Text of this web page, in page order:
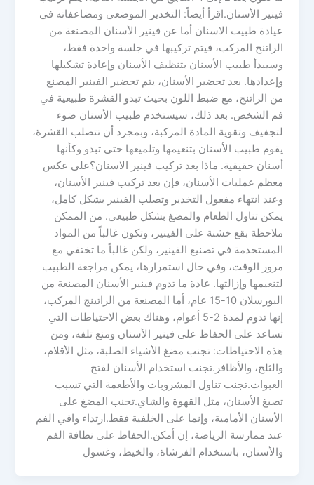
فينير الأسنان.اقرأ أيضاً: التخدير الموضعي ومضاعفاته في
عيادة طبيب الاسنان أما عن فينير الأسنان المصنعة من
الراتنج المركب، فيتم تركيبها في جلسة واحدة فقط،
وسيبدأ طبيب الأسنان بتنظيف الأسنان وإعادة تشكيلها
وإعدادها. بعد تحضير الأسنان، يتم تحضير الفينير المصنع
من الراتنج، مع ضبط اللون بحيث تبدو القشرة طبيعية في
فم الشخص. بعد ذلك، سيستخدم طبيب الأسنان ضوء
لتجفيف وتقوية المادة المركبة، وبمجرد أن تتصلب القشرة،
يقوم طبيب الأسنان بتنعيمها وتلميعها حتى تبدو وكأنها
أسنان حقيقية. ماذا بعد تركيب فينير الاسنان؟على عكس
معظم عمليات الأسنان، فإن بعد تركيب فينير الأسنان،
وعند انتهاء مفعول التخدير وتصلب الفينير بشكل كامل،
يمكن تناول الطعام والمضغ بشكل طبيعي. من الممكن
ملاحظة بقع خشنة على الفينير، وتكون غالباً من المواد
المستخدمة في تصنيع الفينير، ولكن غالباً ما تختفي مع
مرور الوقت، وفي حال استمرارها، يمكن مراجعة الطبيب
لتنعيمها وإزالتها. عادة ما تدوم فينير الأسنان المصنعة من
البورسلان 10-15 عام، أما المصنعة من الراتينج المركب،
إنها تدوم لمدة 2-5 أعوام، وهناك بعض الاحتياطات التي
تساعد على الحفاظ على فينير الأسنان ومنع تلفه، ومن
هذه الاحتياطات: تجنب مضغ الأشياء الصلبة، مثل الأقلام،
والثلج، والأظافر.تجنب استخدام الأسنان لفتح
العبوات.تجنب تناول المشروبات والأطعمة التي تسبب
تصبغ الأسنان، مثل القهوة والشاي.تجنب المضغ على
الأسنان الأمامية، وإنما على الخلفية فقط.ارتداء واقي الفم
عند ممارسة الرياضة، إن أمكن.الحفاظ على نظافة الفم
والأسنان، باستخدام الفرشاة، والخيط، وغسول